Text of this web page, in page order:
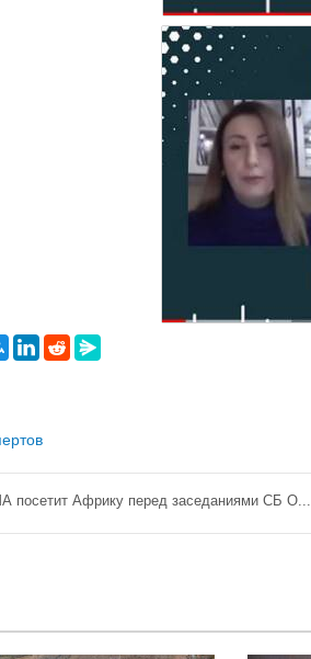
посетит Африку перед заседаниями СБ О...